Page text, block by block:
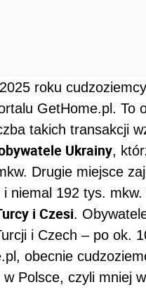
roku
GetHome.pl. To
takich transakcji
Ukrainy,
Drugie miejsce
i niemal 192 tys.
i Czesi.
i Czech – po ok.
obecnie
w Polsce, czyli mniej